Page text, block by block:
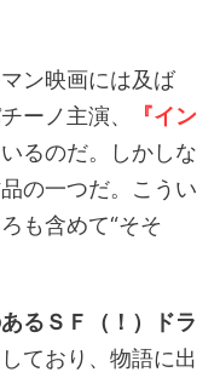
ン映画には及ば
ーノ主演、
『イン
るのだ。しかしな
の一つだ。こうい
も含めて“そそ
るＳＦ（！）ドラ
ており、物語に出